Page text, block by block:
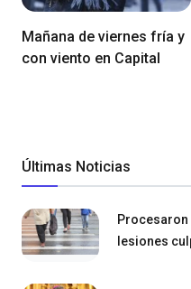
Mañana de viernes fría y
con viento en Capital
Últimas Noticias
lesiones